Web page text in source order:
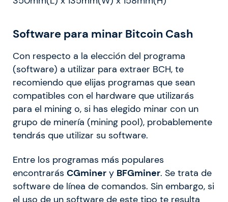
Software para minar Bitcoin Cash
Con respecto a la elección del programa
(software) a utilizar para extraer BCH, te
recomiendo que elijas programas que sean
compatibles con el hardware que utilizarás
para el mining o, si has elegido minar con un
grupo de minería (mining pool), probablemente
tendrás que utilizar su software.
Entre los programas más populares
encontrarás CGminer y BFGminer. Se trata de
software de línea de comandos. Sin embargo, si
el uso de un software de este tipo te resulta